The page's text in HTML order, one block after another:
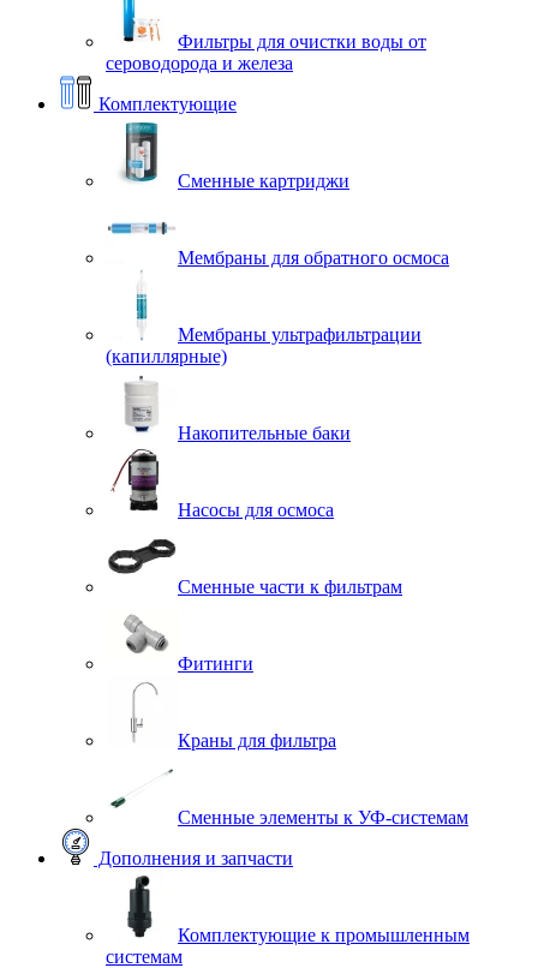
Фильтры для очистки воды от
сероводорода и железа
Комплектующие
Сменные картриджи
Мембраны для обратного осмоса
Мембраны ультрафильтрации
(капиллярные)
Накопительные баки
Насосы для осмоса
Сменные части к фильтрам
Фитинги
Краны для фильтра
Сменные элементы к УФ-системам
Дополнения и запчасти
Комплектующие к промышленным
системам